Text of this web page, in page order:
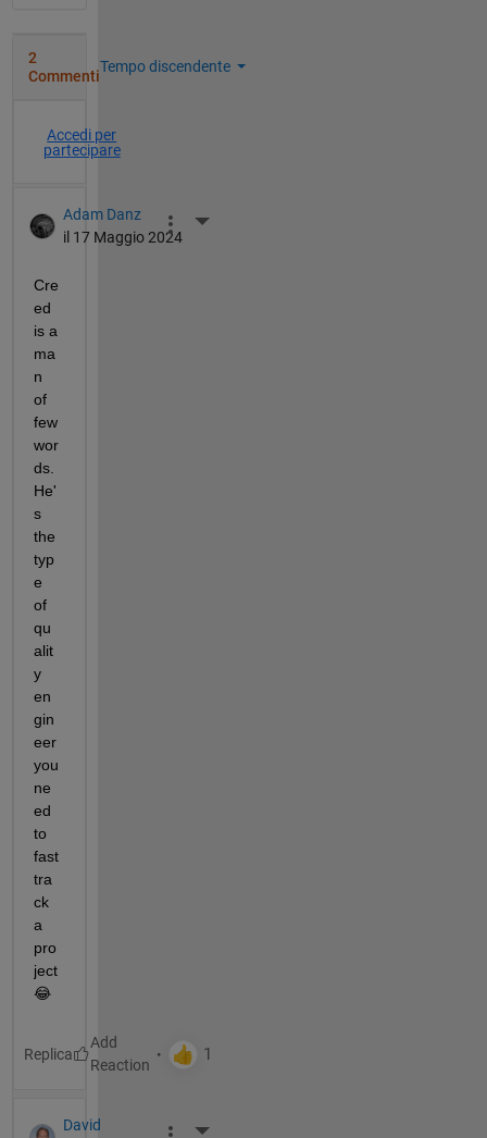
2
Commenti
Tempo discendente
Accedi per
partecipare
Adam Danz
il 17 Maggio 2024
More Actions
Cre
ed
is a
ma
n
of
few
wor
ds.
He'
s
the
typ
e
of
qu
alit
y
en
gin
eer
you
ne
ed
to
fast
tra
ck
a
pro
ject
😂
Replica
David